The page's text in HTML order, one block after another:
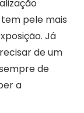
pele mais
Já
de um
de
a